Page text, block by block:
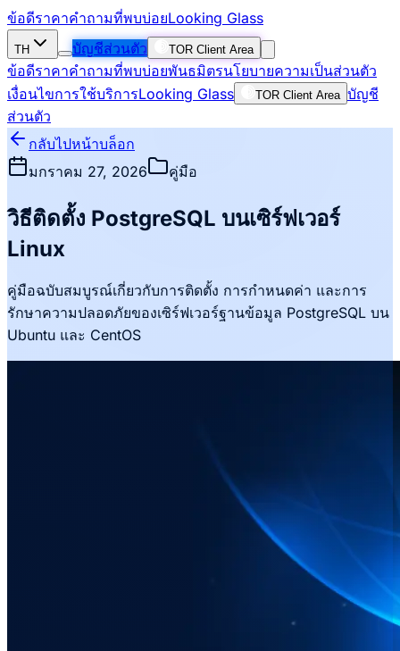
ข้อดีราคาคำถามที่พบบ่อยLooking Glass
TH บัญชีส่วนตัว TOR Client Area
ข้อดีราคาคำถามที่พบบ่อยพันธมิตรนโยบายความเป็นส่วนตัว
เงื่อนไขการใช้บริการLooking Glass TOR Client Area บัญชี
ส่วนตัว
กลับไปหน้าบล็อก
มกราคม 27, 2026
คู่มือ
วิธีติดตั้ง PostgreSQL บนเซิร์ฟเวอร์
Linux
คู่มือฉบับสมบูรณ์เกี่ยวกับการติดตั้ง การกำหนดค่า และการ
รักษาความปลอดภัยของเซิร์ฟเวอร์ฐานข้อมูล PostgreSQL บน
Ubuntu และ CentOS